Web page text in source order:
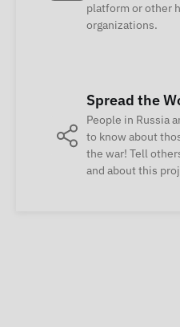
platform or other
organizations.
Spread the
People in Russia
to know about
the war! Tell
and about this